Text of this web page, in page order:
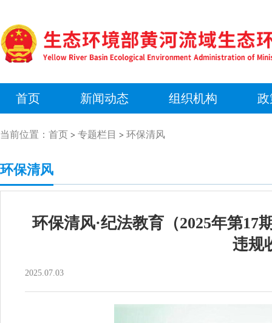
首页 新闻动态 组织机构 政
当前位置： 首页 > 专题栏目 > 环保清风
环保清风
环保清风·纪法教育（2025年第
违规
2025.07.03